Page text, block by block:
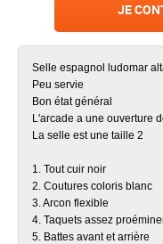
JE
Selle espagnol ludomar
Peu servie
Bon état général
L'arcade a une ouverture
La selle est une taille 2
1. Tout cuir noir
2. Coutures coloris blanc
3. Arcon flexible
4. Taquets assez
5. Battes avant et arrière